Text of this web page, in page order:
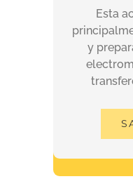
Esta
y
Esta
y